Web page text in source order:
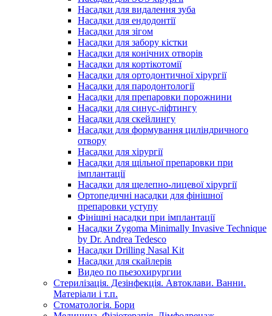
Насадки для видалення зуба
Насадки для ендодонтії
Насадки для зігом
Насадки для забору кістки
Насадки для конічних отворів
Насадки для кортікотомії
Насадки для ортодонтичної хірургії
Насадки для пародонтології
Насадки для препаровки порожнини
Насадки для синус-ліфтингу
Насадки для скейлингу
Насадки для формування циліндричного
отвору
Насадки для хірургії
Насадки для щільної препаровки при
імплантації
Насадки для щелепно-лицевої хірургії
Ортопедичні насадки для фінішної
препаровки уступу
Фінішні насадки при імплантації
Насадки Zygoma Minimally Invasive Technique
by Dr. Andrea Tedesco
Насадки Drilling Nasal Kit
Насадки для скайлерів
Видео по пьезохирургии
Стерилізація. Дезінфекція. Автоклави. Ванни.
Матеріали і т.п.
Стоматологія. Бори